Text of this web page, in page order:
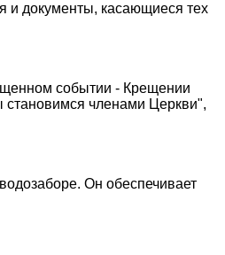
и документы, касающиеся тех
событии - Крещении
становимся членами Церкви",
Он обеспечивает